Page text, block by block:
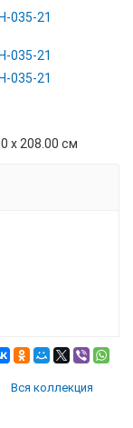
x 208.00 см
Вся коллекция